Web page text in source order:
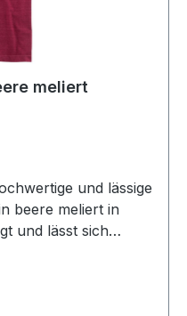
meliert
und lässige
beere meliert in
und lässt sich